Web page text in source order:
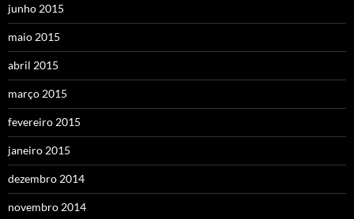
junho 2015
maio 2015
abril 2015
março 2015
fevereiro 2015
janeiro 2015
dezembro 2014
novembro 2014